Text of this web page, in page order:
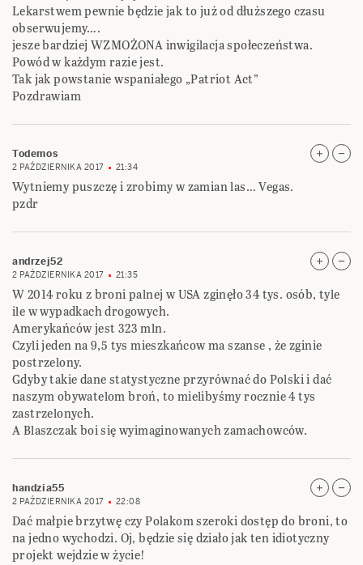
Lekarstwem pewnie będzie jak to już od dłuższego czasu
obserwujemy….
jesze bardziej WZMOŻONA inwigilacja społeczeństwa.
Powód w każdym razie jest.
Tak jak powstanie wspaniałego „Patriot Act”
Pozdrawiam
Todemos
2 PAŹDZIERNIKA 2017 21:34
Wytniemy puszczę i zrobimy w zamian las… Vegas.
pzdr
andrzej52
2 PAŹDZIERNIKA 2017 21:35
W 2014 roku z broni palnej w USA zginęło 34 tys. osób, tyle
ile w wypadkach drogowych.
Amerykańców jest 323 mln.
Czyli jeden na 9,5 tys mieszkańcow ma szanse , że zginie
postrzelony.
Gdyby takie dane statystyczne przyrównać do Polski i dać
naszym obywatelom broń, to mielibyśmy rocznie 4 tys
zastrzelonych.
A Blaszczak boi się wyimaginowanych zamachowców.
handzia55
2 PAŹDZIERNIKA 2017 22:08
Dać małpie brzytwę czy Polakom szeroki dostęp do broni, to
na jedno wychodzi. Oj, będzie się działo jak ten idiotyczny
projekt wejdzie w życie!